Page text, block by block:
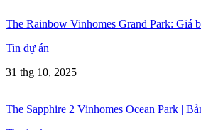
The Rainbow Vinhomes Grand Park: Giá
Tin dự án
31 thg 10, 2025
The Sapphire 2 Vinhomes Ocean Park |